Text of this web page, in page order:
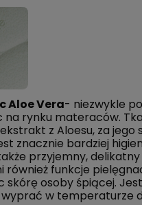
Aloe Vera- niezwykle
na rynku materaców.
z Aloesu, za jego
znacznie bardziej
przyjemny,
również funkcje
skórę osoby śpiącej.
w temperaturze